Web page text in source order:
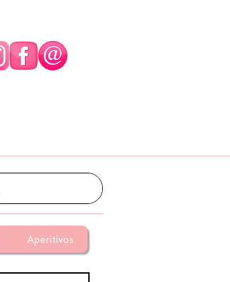
Aperitivos